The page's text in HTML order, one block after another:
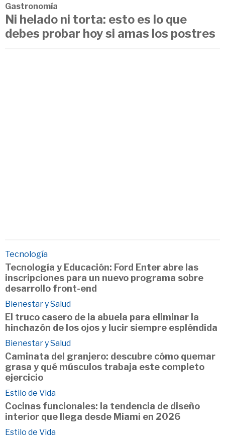
Gastronomía
Ni helado ni torta: esto es lo que
debes probar hoy si amas los postres
Tecnología
Tecnología y Educación: Ford Enter abre las
inscripciones para un nuevo programa sobre
desarrollo front-end
Bienestar y Salud
El truco casero de la abuela para eliminar la
hinchazón de los ojos y lucir siempre espléndida
Bienestar y Salud
Caminata del granjero: descubre cómo quemar
grasa y qué músculos trabaja este completo
ejercicio
Estilo de Vida
Cocinas funcionales: la tendencia de diseño
interior que llega desde Miami en 2026
Estilo de Vida